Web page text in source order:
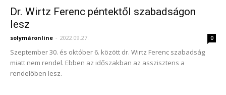
Dr. Wirtz Ferenc péntektől szabadságon
lesz
solymáronline - 2022.09.27. 0
Szeptember 30. és október 6. között dr. Wirtz Ferenc szabadság
miatt nem rendel. Ebben az időszakban az asszisztens a
rendelőben lesz.